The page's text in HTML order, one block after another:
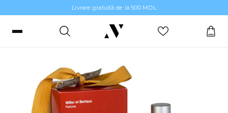
Livrare gratuită de la 500 MDL
Apă parfumată pentru femei